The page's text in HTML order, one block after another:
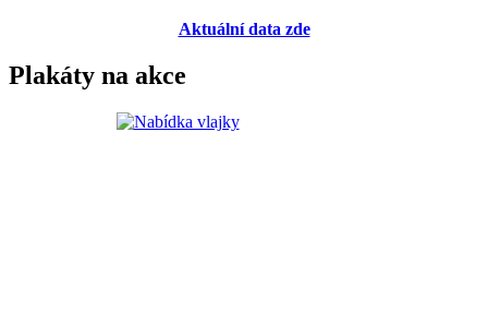
Aktuální data zde
Plakáty na akce